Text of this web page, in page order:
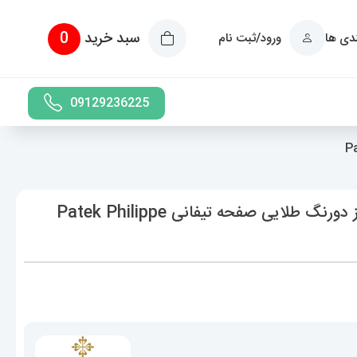
ها ورود/ثبت نام سبد خرید 0
09129236225
ساعت پتک فیلیپ مردانه ناتیلوس کوارتز دورنگ طلایی صفحه تیفانی Patek Philippe